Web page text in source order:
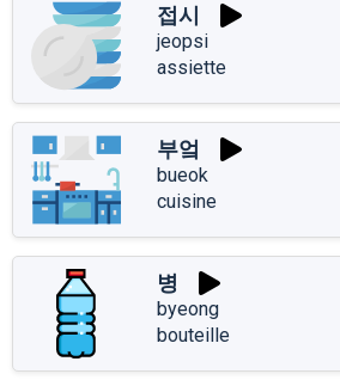
접시
jeopsi
assiette
부엌
bueok
cuisine
병
byeong
bouteille